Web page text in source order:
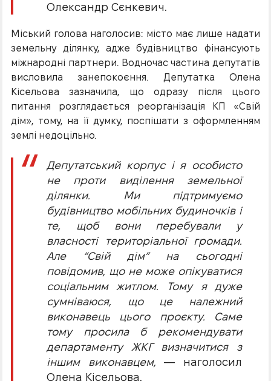
Олександр Сєнкевич.
Міський голова наголосив: місто має лише надати
земельну ділянку, адже будівництво фінансують
міжнародні партнери. Водночас частина депутатів
висловила занепокоєння. Депутатка Олена
Кісельова зазначила, що одразу після цього
питання розглядається реорганізація КП «Свій
дім», тому, на її думку, поспішати з оформленням
землі недоцільно.
Депутатський корпус і я особисто
не проти виділення земельної
ділянки. Ми підтримуємо
будівництво мобільних будиночків і
те, щоб вони перебували у
власності територіальної громади.
Але “Свій дім” на сьогодні
повідомив, що не може опікуватися
соціальним житлом. Тому я дуже
сумніваюся, що це належний
виконавець цього проєкту. Саме
тому просила б рекомендувати
департаменту ЖКГ визначитися з
іншим виконавцем, — наголосил
Олена Кісельова.